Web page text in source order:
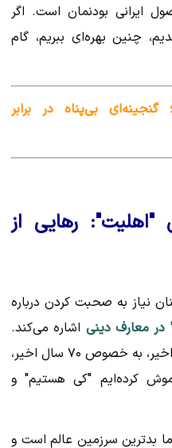
ایرانی بودنمان است. اگر
چنین بهره‌ای ببریم، گام
گنجینه‌ای بی‌پناه در برابر
"اهلیت": رهایی از
نیاز به صحبت کردن درباره
در معارف دینی اشاره می‌کند.
۷۰ سال اخیر،
کرده‌ایم "کی هستیم" و
بدترین سرزمین عالم است و